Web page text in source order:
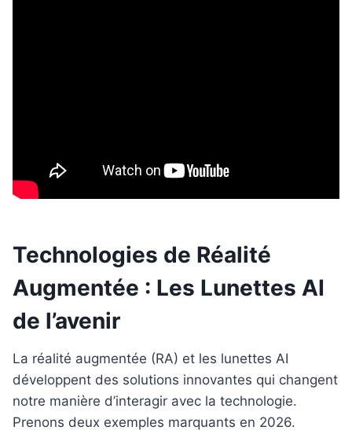
Technologies de Réalité
Augmentée : Les Lunettes AI
de l’avenir
La réalité augmentée (RA) et les lunettes AI
développent des solutions innovantes qui changent
notre manière d’interagir avec la technologie.
Prenons deux exemples marquants en 2026.